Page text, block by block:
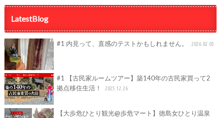
LatestBlog
#1 内見って、直感のテストかもしれません。 2026.02.05
#1 【古民家ルームツアー】築140年の古民家買って2
拠点移住生活！
2025.12.26
【大歩危ひとり観光@歩危マート】徳島女ひとり温泉